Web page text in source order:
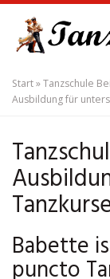
main
content
Start»Tanzschule
Ausbildung für
Babette
puncto